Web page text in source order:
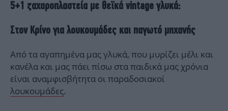
5+1 ζαχαροπλαστεία με θεϊκά vintage γλυκά:
Στον Κρίνο για λουκουμάδες και παγωτό μηχανής
Από τα αγαπημένα μας γλυκά, που μυρίζει μέλι και
κανέλα και μας πάει πίσω στα παιδικά μας χρόνια
είναι αναμφισβήτητα οι παραδοσιακοί
λουκουμάδες.